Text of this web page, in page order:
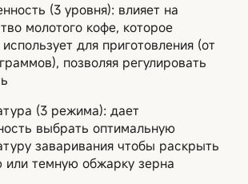
(3 уровня): влияет на
молотого кофе, которое
для приготовления (от
позволяя регулировать
(3 режима): дает
выбрать оптимальную
заваривания чтобы раскрыть
или темную обжарку зерна